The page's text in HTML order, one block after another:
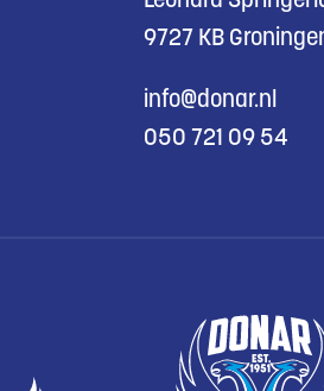
9727 KB
info@donar.nl
050 721 09 54